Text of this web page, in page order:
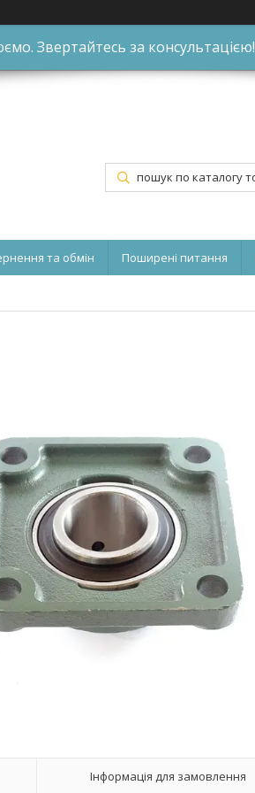
Звертайтесь за консультацією!
та обмін Поширені питання
Інформація для замовлення